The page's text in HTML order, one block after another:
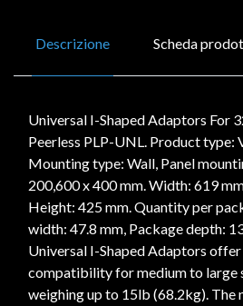
Descrizione Scheda
Universal I-Shaped Adaptors For
Peerless PLP-UNL. Product type:
Mounting type: Wall, Panel
200,600 x 400 mm. Width: 619
Height: 425 mm. Quantity per
width: 47.8 mm, Package depth:
Universal I-Shaped Adaptors
compatibility for medium to large
weighing up to 15lb (68.2kg). The